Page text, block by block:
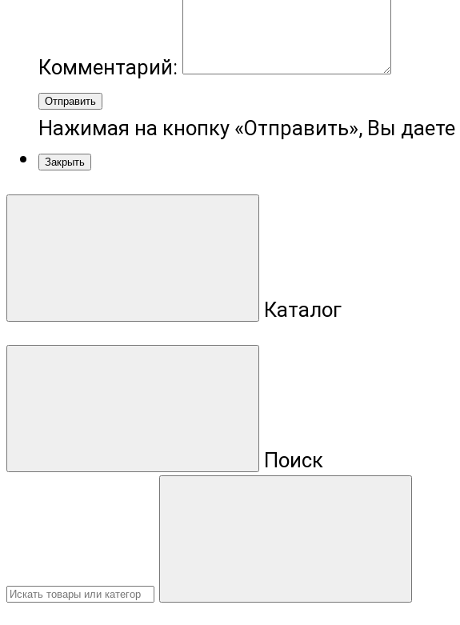
Комментарий:
Отправить
Нажимая на кнопку «Отправить», Вы даете
Закрыть
Каталог
Поиск